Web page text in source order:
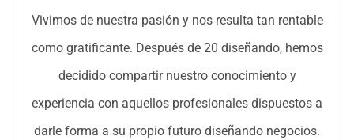
Vivimos de nuestra pasión y nos resulta tan rentable
como gratificante. Después de 20 diseñando, hemos
decidido compartir nuestro conocimiento y
experiencia con aquellos profesionales dispuestos a
darle forma a su propio futuro diseñando negocios.